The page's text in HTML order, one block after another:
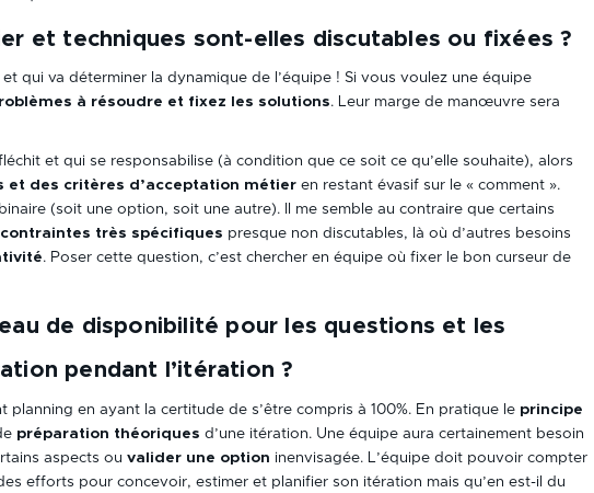
et techniques sont-elles discutables ou fixées ?
qui va déterminer la dynamique de l’équipe ! Si vous voulez une équipe
à résoudre et fixez les solutions. Leur marge de manœuvre sera
et qui se responsabilise (à condition que ce soit ce qu’elle souhaite), alors
et des critères d’acceptation métier en restant évasif sur le « comment ».
(soit une option, soit une autre). Il me semble au contraire que certains
contraintes très spécifiques presque non discutables, là où d’autres besoins
. Poser cette question, c’est chercher en équipe où fixer le bon curseur de
de disponibilité pour les questions et les
pendant l’itération ?
planning en ayant la certitude de s’être compris à 100%. En pratique le principe
préparation théoriques d’une itération. Une équipe aura certainement besoin
aspects ou valider une option inenvisagée. L’équipe doit pouvoir compter
efforts pour concevoir, estimer et planifier son itération mais qu’en est-il du